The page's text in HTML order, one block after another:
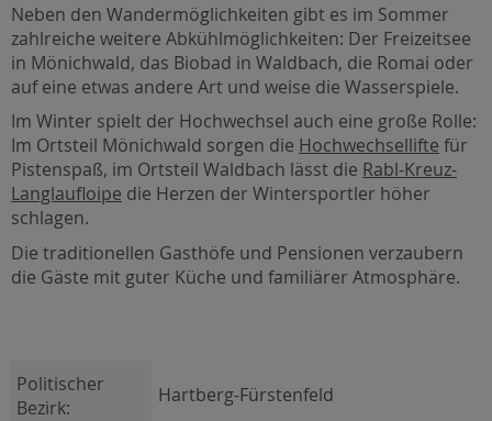
Neben den Wandermöglichkeiten gibt es im Sommer
zahlreiche weitere Abkühlmöglichkeiten: Der Freizeitsee
in Mönichwald, das Biobad in Waldbach, die Romai oder
auf eine etwas andere Art und weise die Wasserspiele.
Im Winter spielt der Hochwechsel auch eine große Rolle:
Im Ortsteil Mönichwald sorgen die Hochwechsellifte für
Pistenspaß, im Ortsteil Waldbach lässt die Rabl-Kreuz-
Langlaufloipe die Herzen der Wintersportler höher
schlagen.
Die traditionellen Gasthöfe und Pensionen verzaubern
die Gäste mit guter Küche und familiärer Atmosphäre.
Politischer
Bezirk:
Hartberg-Fürstenfeld